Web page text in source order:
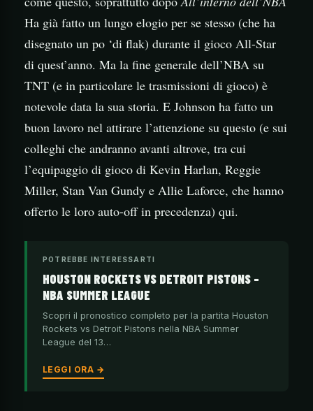
Ha già fatto un lungo elogio per se stesso (che ha
disegnato un po ‘di flak) durante il gioco All-Star
di quest’anno. Ma la fine generale dell’NBA su
TNT (e in particolare le trasmissioni di gioco) è
notevole data la sua storia. E Johnson ha fatto un
buon lavoro nel attirare l’attenzione su questo (e sui
colleghi che andranno avanti altrove, tra cui
l’equipaggio di gioco di Kevin Harlan, Reggie
Miller, Stan Van Gundy e Allie Laforce, che hanno
offerto le loro auto-off in precedenza) qui.
POTREBBE INTERESSARTI
HOUSTON ROCKETS VS DETROIT PISTONS –
NBA SUMMER LEAGUE
Scopri il pronostico completo per la partita Houston
Rockets vs Detroit Pistons nella NBA Summer
League del 13…
LEGGI ORA →